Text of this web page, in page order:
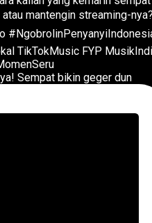
Sempat bikin geger dun